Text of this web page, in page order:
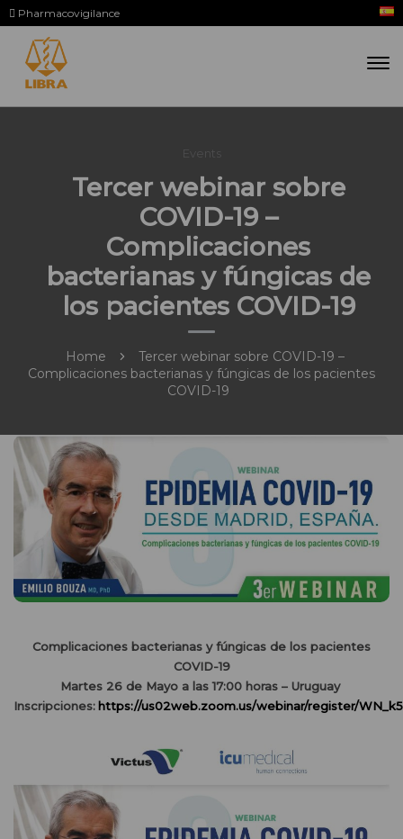
Pharmacovigilance
Events
Tercer webinar sobre
COVID-19 –
Complicaciones
bacterianas y fúngicas de
los pacientes COVID-19
Home
Tercer webinar sobre COVID-19 –
Complicaciones bacterianas y fúngicas de los pacientes
COVID-19
Complicaciones bacterianas y fúngicas de los pacientes
COVID-19
Martes 26 de Mayo a las 17:00 horas – Uruguay
Inscripciones:https://us02web.zoom.us/webinar/register/